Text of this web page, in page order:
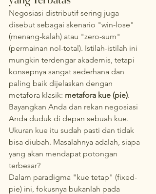
Negosiasi distributif sering juga
disebut sebagai skenario "win-lose"
(menang-kalah) atau "zero-sum"
(permainan nol-total). Istilah-istilah ini
mungkin terdengar akademis, tetapi
konsepnya sangat sederhana dan
paling baik dijelaskan dengan
metafora klasik: metafora kue (pie).
Bayangkan Anda dan rekan negosiasi
Anda duduk di depan sebuah kue.
Ukuran kue itu sudah pasti dan tidak
bisa diubah. Masalahnya adalah, siapa
yang akan mendapat potongan
terbesar?
Dalam paradigma "kue tetap" (fixed-
pie) ini, fokusnya bukanlah pada